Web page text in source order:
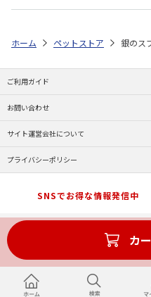
カ
ホーム ペットストア 銀のス
ご利用ガイド
お問い合わせ
サイト運営会社について
プライバシーポリシー
SNSでお得な情報発信中